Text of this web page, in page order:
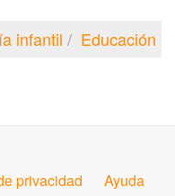
infantil Educación
privacidad
Ayuda